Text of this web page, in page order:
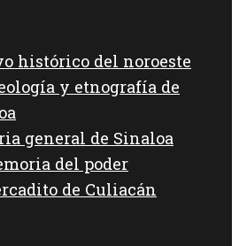
histórico del noroeste
y etnografía de
general de Sinaloa
del poder
de Culiacán